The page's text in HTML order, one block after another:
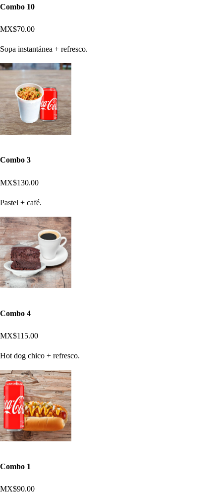
Combo 10
MX$70.00
Sopa instantánea + refresco.
Combo 3
MX$130.00
Pastel + café.
Combo 4
MX$115.00
Hot dog chico + refresco.
Combo 1
MX$90.00